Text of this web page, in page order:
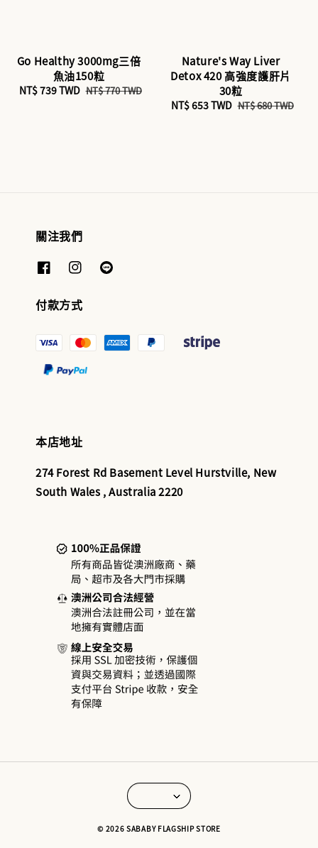
Go Healthy 3000mg三倍
魚油150粒
Sale
NT$ 739 TWD Regular
NT$ 770 TWD
Nature's Way Liver
Detox 420 高強度護肝片
30粒
Sale
NT$ 653 TWD Regular
NT$ 680 TWD
關注我們
付款方式
本店地址
274 Forest Rd Basement Level Hurstville, New
South Wales , Australia 2220
© 2026 SABABY FLAGSHIP STORE